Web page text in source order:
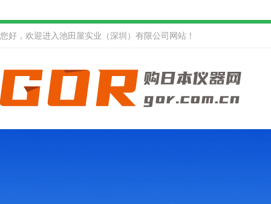
您好，欢迎进入池田屋实业（深圳）有限公司网站！